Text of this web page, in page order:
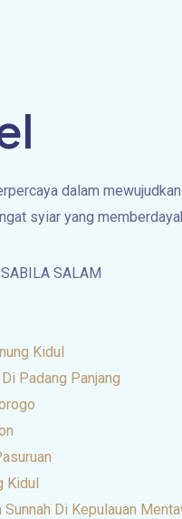
dalam
syiar yang
SALAM
Kidul
Padang Panjang
Kidul
Di Kepulauan